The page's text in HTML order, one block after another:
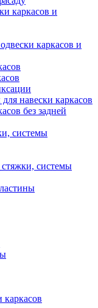
каркасов и
каркасов и
навески каркасов
без задней
системы
системы